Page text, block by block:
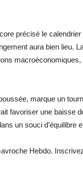
précisé le
aura bien lieu.
marque un
favoriser une baisse
un souci d’équilibre
Hebdo.